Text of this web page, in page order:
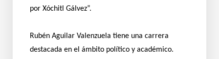
por Xóchitl Gálvez”.
Rubén Aguilar Valenzuela tiene una carrera
destacada en el ámbito político y académico.